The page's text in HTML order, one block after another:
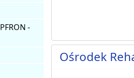
-
Ośrodek